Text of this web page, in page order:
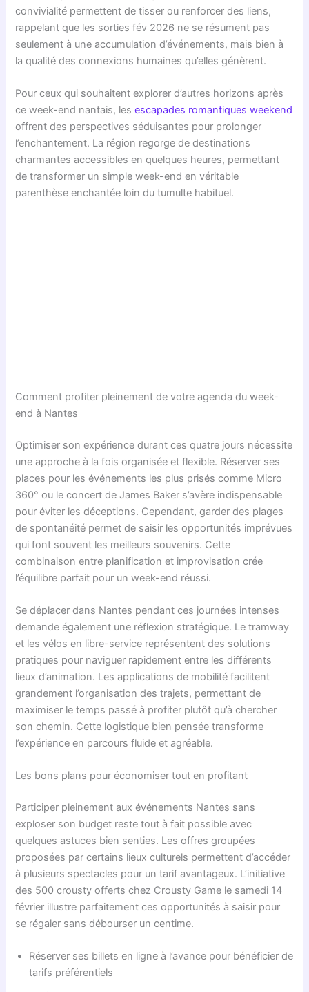
convivialité permettent de tisser ou renforcer des liens,
rappelant que les sorties fév 2026 ne se résument pas
seulement à une accumulation d’événements, mais bien à
la qualité des connexions humaines qu’elles génèrent.
Pour ceux qui souhaitent explorer d’autres horizons après
ce week-end nantais, lesescapades romantiques weekend
offrent des perspectives séduisantes pour prolonger
l’enchantement. La région regorge de destinations
charmantes accessibles en quelques heures, permettant
de transformer un simple week-end en véritable
parenthèse enchantée loin du tumulte habituel.
Comment profiter pleinement de votre agenda du week-
end à Nantes
Optimiser son expérience durant ces quatre jours nécessite
une approche à la fois organisée et flexible. Réserver ses
places pour les événements les plus prisés comme Micro
360° ou le concert de James Baker s’avère indispensable
pour éviter les déceptions. Cependant, garder des plages
de spontanéité permet de saisir les opportunités imprévues
qui font souvent les meilleurs souvenirs. Cette
combinaison entre planification et improvisation crée
l’équilibre parfait pour un week-end réussi.
Se déplacer dans Nantes pendant ces journées intenses
demande également une réflexion stratégique. Le tramway
et les vélos en libre-service représentent des solutions
pratiques pour naviguer rapidement entre les différents
lieux d’animation. Les applications de mobilité facilitent
grandement l’organisation des trajets, permettant de
maximiser le temps passé à profiter plutôt qu’à chercher
son chemin. Cette logistique bien pensée transforme
l’expérience en parcours fluide et agréable.
Les bons plans pour économiser tout en profitant
Participer pleinement aux événements Nantes sans
exploser son budget reste tout à fait possible avec
quelques astuces bien senties. Les offres groupées
proposées par certains lieux culturels permettent d’accéder
à plusieurs spectacles pour un tarif avantageux. L’initiative
des 500 crousty offerts chez Crousty Game le samedi 14
février illustre parfaitement ces opportunités à saisir pour
se régaler sans débourser un centime.
Réserver ses billets en ligne à l’avance pour bénéficier de
tarifs préférentiels